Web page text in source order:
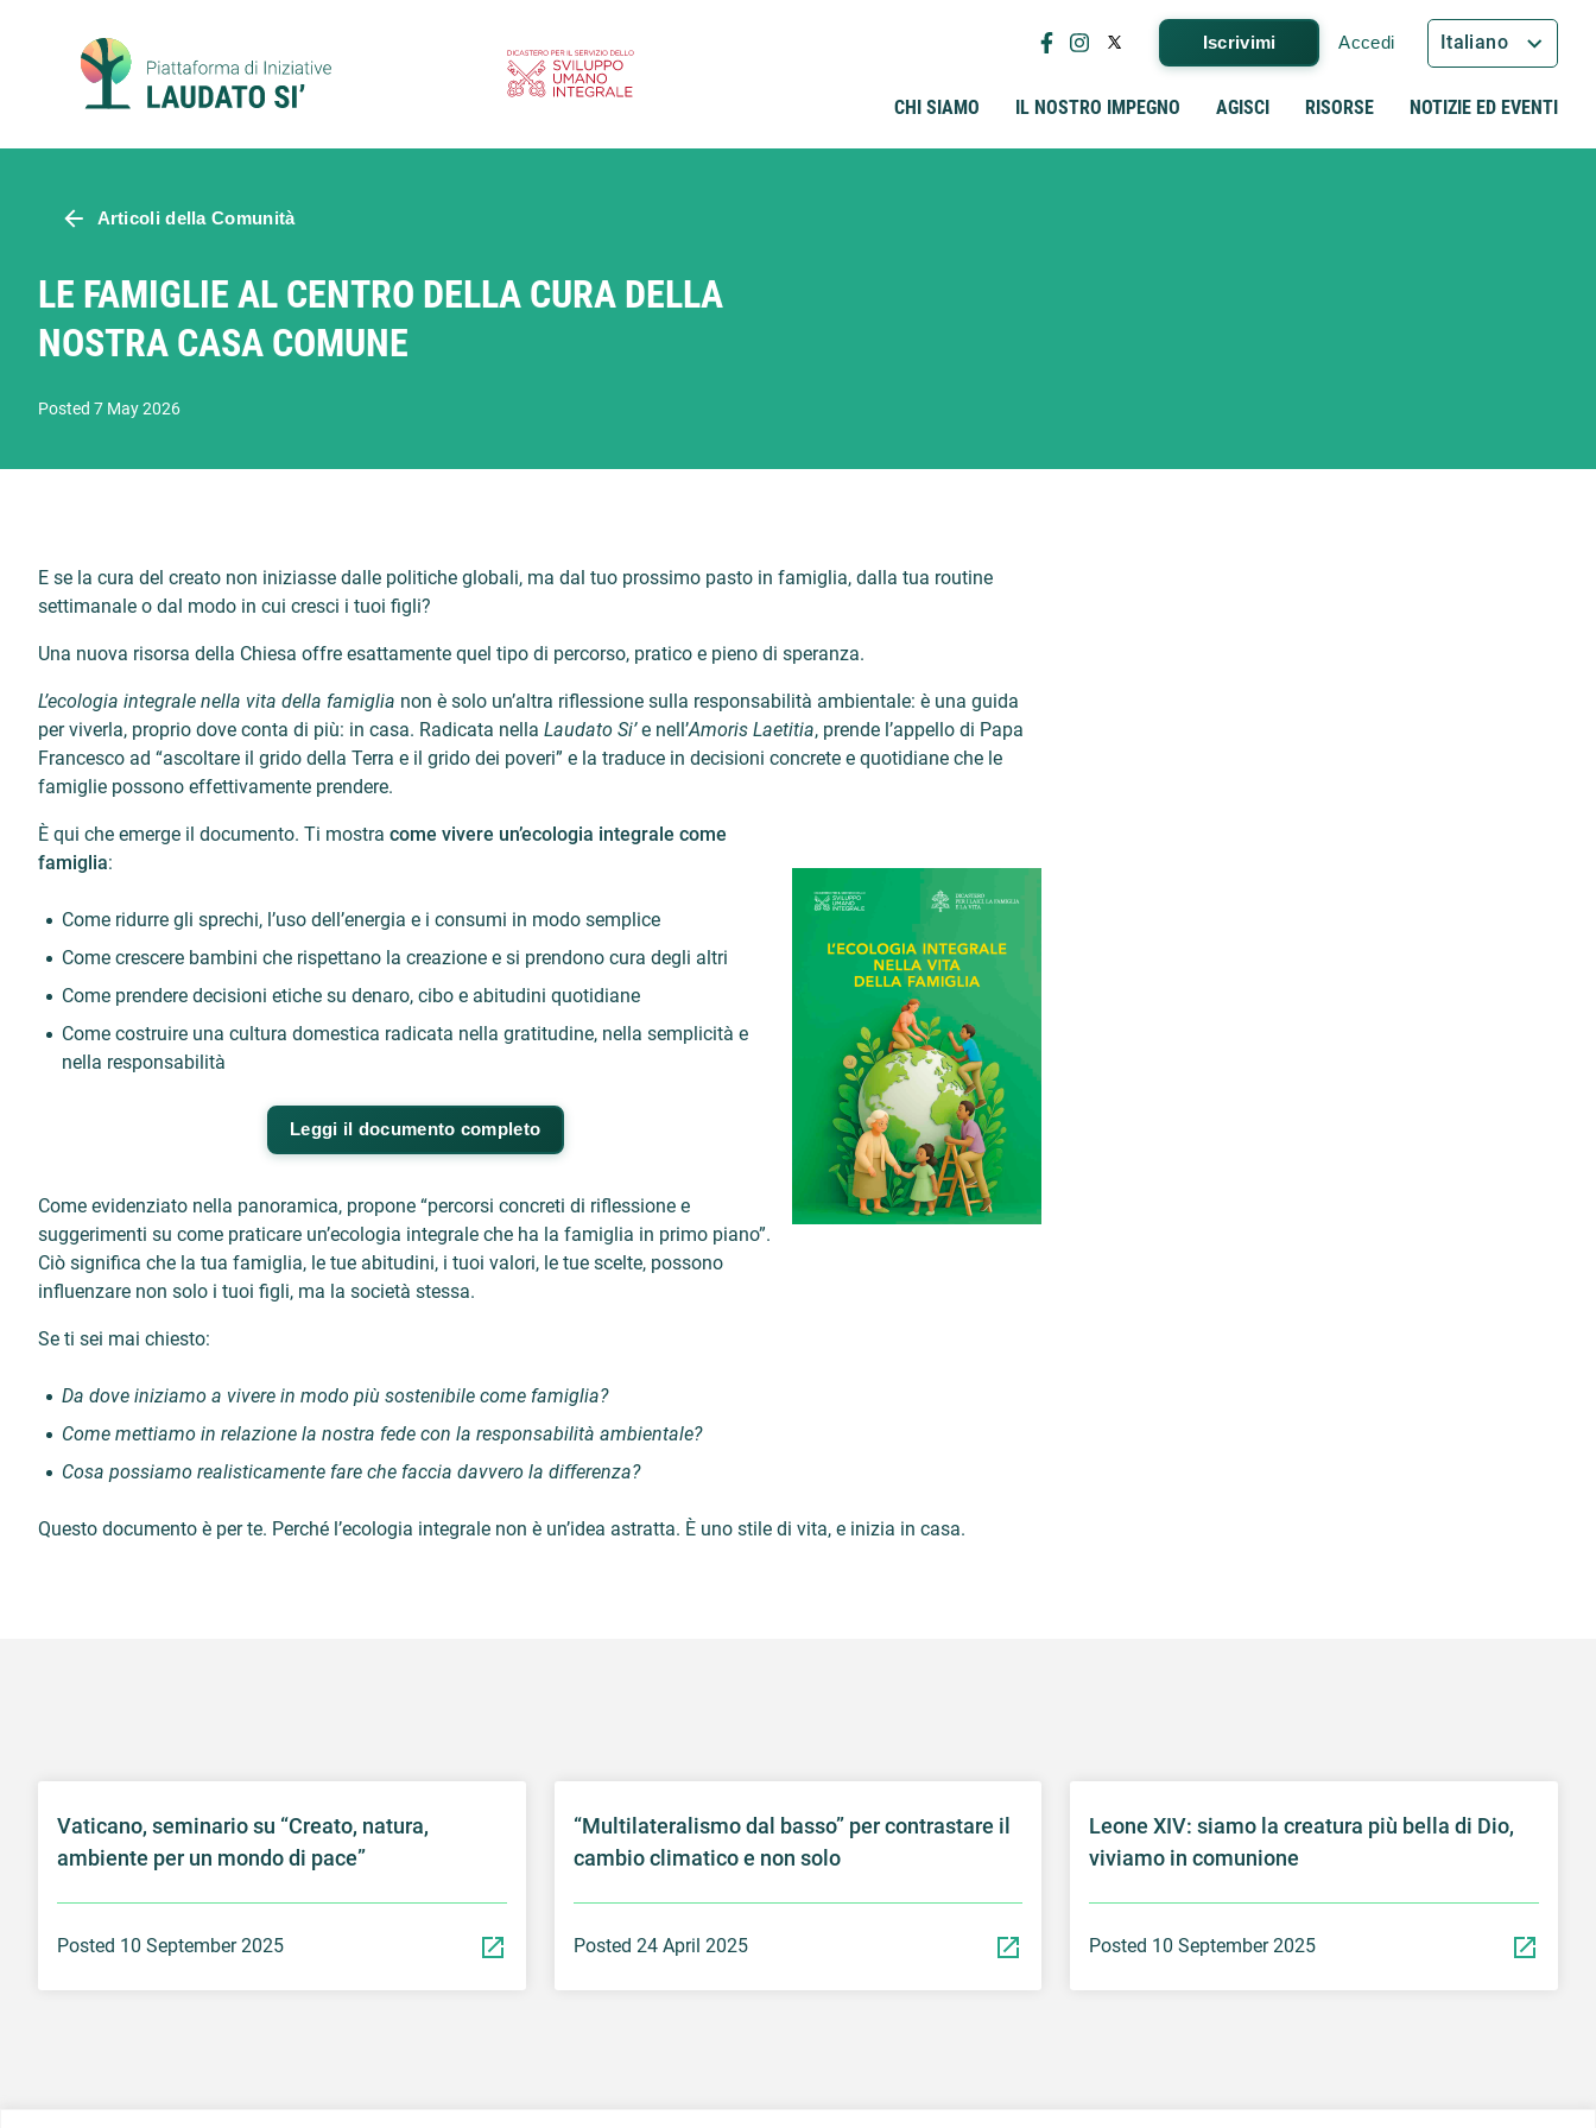
CHI SIAMO
IL NOSTRO IMPEGNO AGISCI RISORSE NOTIZIE ED EVENTI
Iscrivimi Accedi Italiano
Articoli della Comunità
LE FAMIGLIE AL CENTRO DELLA CURA DELLA
NOSTRA CASA COMUNE
Posted 7 May 2026
E se la cura del creato non iniziasse dalle politiche globali, ma dal tuo prossimo pasto in famiglia, dalla tua routine
settimanale o dal modo in cui cresci i tuoi figli?
Una nuova risorsa della Chiesa offre esattamente quel tipo di percorso, pratico e pieno di speranza.
L’ecologia integrale nella vita della famiglia non è solo un’altra riflessione sulla responsabilità ambientale: è una guida
per viverla, proprio dove conta di più: in casa. Radicata nella Laudato Si’e nell’Amoris Laetitia, prende l’appello di Papa
Francesco ad “ascoltare il grido della Terra e il grido dei poveri” e la traduce in decisioni concrete e quotidiane che le
famiglie possono effettivamente prendere.
È qui che emerge il documento. Ti mostra come vivere un’ecologia integrale come
famiglia:
Come ridurre gli sprechi, l’uso dell’energia e i consumi in modo semplice
Come crescere bambini che rispettano la creazione e si prendono cura degli altri
Come prendere decisioni etiche su denaro, cibo e abitudini quotidiane
Come costruire una cultura domestica radicata nella gratitudine, nella semplicità e
nella responsabilità
Leggi il documento completo
Come evidenziato nella panoramica, propone “percorsi concreti di riflessione e
suggerimenti su come praticare un’ecologia integrale che ha la famiglia in primo piano”.
Ciò significa che la tua famiglia, le tue abitudini, i tuoi valori, le tue scelte, possono
influenzare non solo i tuoi figli, ma la società stessa.
Se ti sei mai chiesto:
Da dove iniziamo a vivere in modo più sostenibile come famiglia?
Come mettiamo in relazione la nostra fede con la responsabilità ambientale?
Cosa possiamo realisticamente fare che faccia davvero la differenza?
Questo documento è per te. Perché l’ecologia integrale non è un’idea astratta. È uno stile di vita, e inizia in casa.
Vaticano, seminario su “Creato, natura,
ambiente per un mondo di pace”
Posted 10 September 2025
“Multilateralismo dal basso” per contrastare il
cambio climatico e non solo
Posted 24 April 2025
Leone XIV: siamo la creatura più bella di Dio,
viviamo in comunione
Posted 10 September 2025